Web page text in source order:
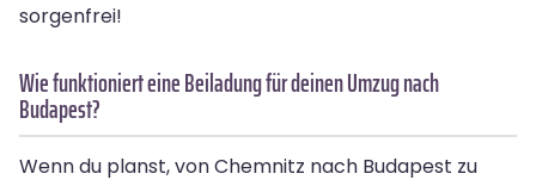
sorgenfrei!
Wie funktioniert eine Beiladung für deinen Umzug nach
Budapest?
Wenn du planst, von Chemnitz nach Budapest zu